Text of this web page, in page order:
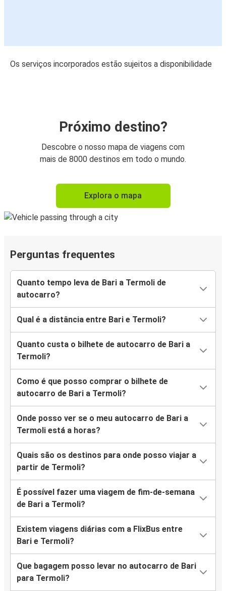
Os serviços incorporados estão sujeitos a disponibilidade
Próximo destino?
Descobre o nosso mapa de viagens com
mais de 8000 destinos em todo o mundo.
Explora o mapa
Perguntas frequentes
Quanto tempo leva de Bari a Termoli de
autocarro?
Qual é a distância entre Bari e Termoli?
Quanto custa o bilhete de autocarro de Bari a
Termoli?
Como é que posso comprar o bilhete de
autocarro de Bari a Termoli?
Onde posso ver se o meu autocarro de Bari a
Termoli está a horas?
Quais são os destinos para onde posso viajar a
partir de Termoli?
É possível fazer uma viagem de fim-de-semana
de Bari a Termoli?
Existem viagens diárias com a FlixBus entre
Bari e Termoli?
Que bagagem posso levar no autocarro de Bari
para Termoli?